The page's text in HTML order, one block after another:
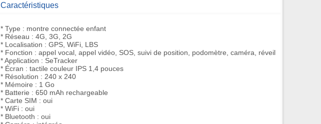
Caractéristiques
* Type : montre connectée enfant
* Réseau : 4G, 3G, 2G
* Localisation : GPS, WiFi, LBS
* Fonction : appel vocal, appel vidéo, SOS, suivi de position, podomètre, caméra, réveil
* Application : SeTracker
* Écran : tactile couleur IPS 1,4 pouces
* Résolution : 240 x 240
* Mémoire : 1 Go
* Batterie : 650 mAh rechargeable
* Carte SIM : oui
* WiFi : oui
* Bluetooth : oui